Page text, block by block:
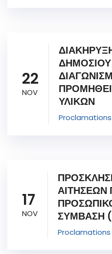
22
NOV
ΥΛΙΚΩΝ
Proclamations
17
NOV
ΑΙΤΗΣΕΩΝ
ΣΥΜΒΑΣΗ
Proclamations